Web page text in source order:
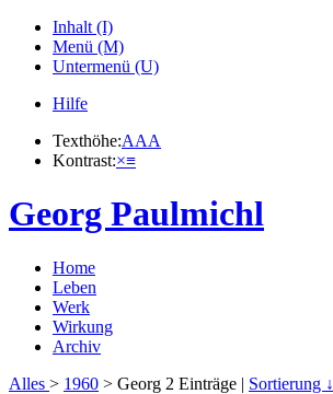
Inhalt (I)
Menü (M)
Untermenü (U)
Hilfe
Texthöhe:AAA
Kontrast:×≡
Georg Paulmichl
Home
Leben
Werk
Wirkung
Archiv
Alles > 1960 > Georg 2 Einträge | Sortierung ↓